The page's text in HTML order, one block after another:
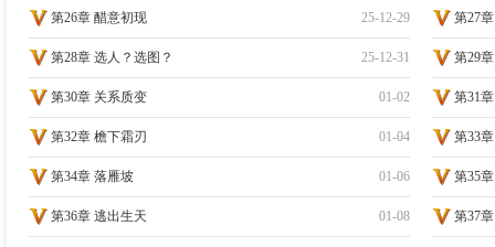
25-12-29
第26章 醋意初现 第27
25-12-31
第28章 选人？选图？ 第29
01-02
第30章 关系质变 第31
01-04
第32章 檐下霜刃 第33
01-06
第34章 落雁坡 第35
01-08
第36章 逃出生天 第37